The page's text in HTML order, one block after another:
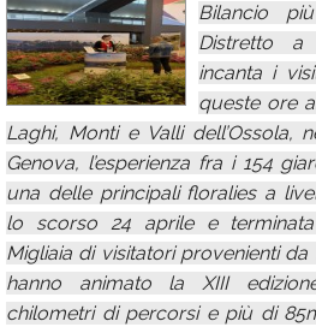
Rubriche
Calendario
Annunci
Bilancio
Distretto a
incanta i
queste ore
Laghi, Monti e Valli dell’Ossola,
Genova, l’esperienza fra i 154
una delle principali floralies a
lo scorso 24 aprile e
Migliaia di visitatori provenienti
hanno animato la XIII
chilometri di percorsi e più di